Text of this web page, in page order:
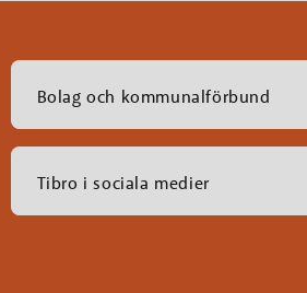
Bolag och kommunalförbund
Tibro i sociala medier